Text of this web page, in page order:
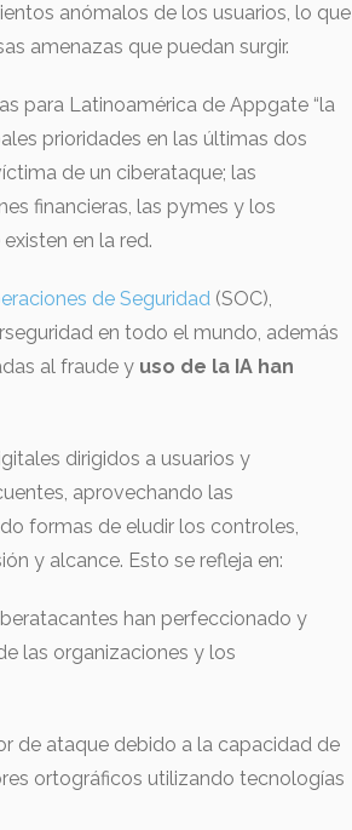
anómalos de los usuarios, lo que
amenazas que puedan surgir.
para Latinoamérica de Appgate “la
prioridades en las últimas dos
de un ciberataque; las
financieras, las pymes y los
en la red.
de Seguridad (SOC),
en todo el mundo, además
al fraude y uso de la IA han
dirigidos a usuarios y
aprovechando las
formas de eludir los controles,
y alcance. Esto se refleja en:
han perfeccionado y
las organizaciones y los
de ataque debido a la capacidad de
ortográficos utilizando tecnologías